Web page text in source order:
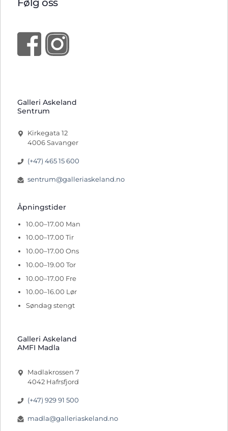
Følg oss
Galleri Askeland
Sentrum
Kirkegata 12
4006 Savanger
(+47) 465 15 600
sentrum@galleriaskeland.no
Åpningstider
10.00–17.00 Man
10.00–17.00 Tir
10.00–17.00 Ons
10.00–19.00 Tor
10.00–17.00 Fre
10.00–16.00 Lør
Søndag stengt
Galleri Askeland
AMFI Madla
Madlakrossen 7
4042 Hafrsfjord
(+47) 929 91 500
madla@galleriaskeland.no